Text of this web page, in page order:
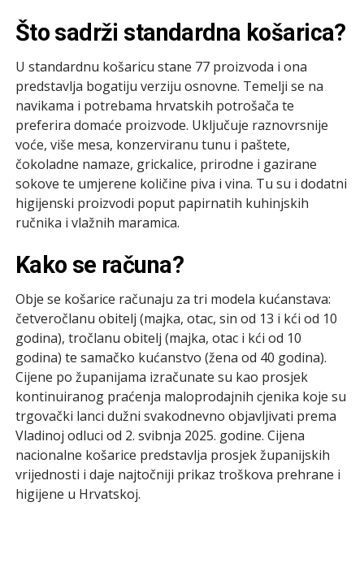
Što sadrži standardna košarica?
U standardnu košaricu stane 77 proizvoda i ona
predstavlja bogatiju verziju osnovne. Temelji se na
navikama i potrebama hrvatskih potrošača te
preferira domaće proizvode. Uključuje raznovrsnije
voće, više mesa, konzerviranu tunu i paštete,
čokoladne namaze, grickalice, prirodne i gazirane
sokove te umjerene količine piva i vina. Tu su i dodatni
higijenski proizvodi poput papirnatih kuhinjskih
ručnika i vlažnih maramica.
Kako se računa?
Obje se košarice računaju za tri modela kućanstava:
četveročlanu obitelj (majka, otac, sin od 13 i kći od 10
godina), tročlanu obitelj (majka, otac i kći od 10
godina) te samačko kućanstvo (žena od 40 godina).
Cijene po županijama izračunate su kao prosjek
kontinuiranog praćenja maloprodajnih cjenika koje su
trgovački lanci dužni svakodnevno objavljivati prema
Vladinoj odluci od 2. svibnja 2025. godine. Cijena
nacionalne košarice predstavlja prosjek županijskih
vrijednosti i daje najtočniji prikaz troškova prehrane i
higijene u Hrvatskoj.